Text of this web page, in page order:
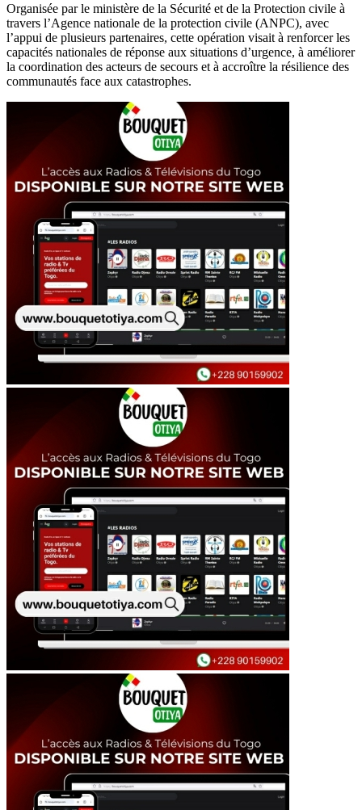
Organisée par le ministère de la Sécurité et de la Protection civile à
travers l’Agence nationale de la protection civile (ANPC), avec
l’appui de plusieurs partenaires, cette opération visait à renforcer les
capacités nationales de réponse aux situations d’urgence, à améliorer
la coordination des acteurs de secours et à accroître la résilience des
communautés face aux catastrophes.